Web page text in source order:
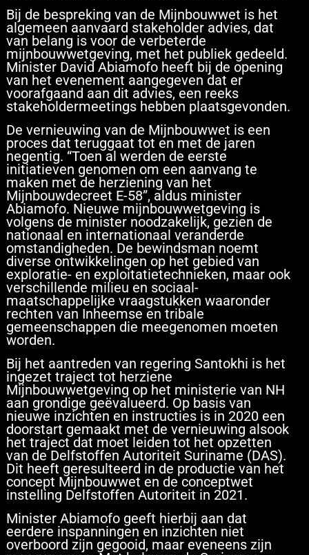
Bij de bespreking van de Mijnbouwwet is het
algemeen aanvaard stakeholder advies, dat
van belang is voor de verbeterde
mijnbouwwetgeving, met het publiek gedeeld.
Minister David Abiamofo heeft bij de opening
van het evenement aangegeven dat er
voorafgaand aan dit advies, een reeks
stakeholdermeetings hebben plaatsgevonden.
De vernieuwing van de Mijnbouwwet is een
proces dat teruggaat tot en met de jaren
negentig. “Toen al werden de eerste
initiatieven genomen om een aanvang te
maken met de herziening van het
Mijnbouwdecreet E-58”, aldus minister
Abiamofo. Nieuwe mijnbouwwetgeving is
volgens de minister noodzakelijk, gezien de
nationaal en internationaal veranderde
omstandigheden. De bewindsman noemt
diverse ontwikkelingen op het gebied van
exploratie- en exploitatietechnieken, maar ook
verschillende milieu en sociaal-
maatschappelijke vraagstukken waaronder
rechten van Inheemse en tribale
gemeenschappen die meegenomen moeten
worden.
Bij het aantreden van regering Santokhi is het
ingezet traject tot herziene
Mijnbouwwetgeving op het ministerie van NH
aan grondige geëvalueerd. Op basis van
nieuwe inzichten en instructies is in 2020 een
doorstart gemaakt met de vernieuwing alsook
het traject dat moet leiden tot het opzetten
van de Delfstoffen Autoriteit Suriname (DAS).
Dit heeft geresulteerd in de productie van het
concept Mijnbouwwet en de conceptwet
instelling Delfstoffen Autoriteit in 2021.
Minister Abiamofo geeft hierbij aan dat
eerdere inspanningen en inzichten niet
overboord zijn gegooid, maar eveneens zijn